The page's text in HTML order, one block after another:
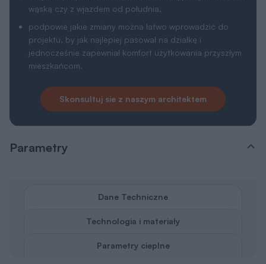
wąską czy z wjazdem od południa,
podpowie jakie zmiany można łatwo wprowadzić do
projektu, by jak najlepiej pasował na działkę i
jednocześnie zapewniał komfort użytkowania przyszłym
mieszkańcom.
Skonsultuj sie z naszym architektem
Parametry
Dane Techniczne
Technologia i materiały
Parametry cieplne